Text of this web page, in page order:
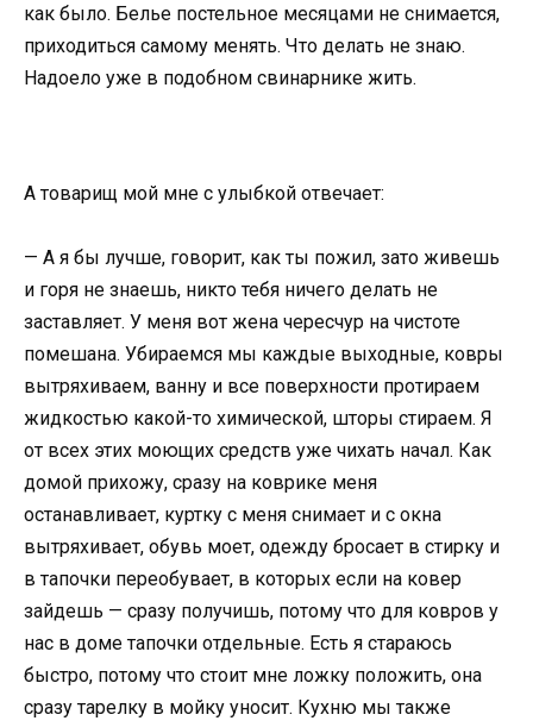
как было. Белье постельное месяцами не снимается,
приходиться самому менять. Что делать не знаю.
Надоело уже в подобном свинарнике жить.
А товарищ мой мне с улыбкой отвечает:
— А я бы лучше, говорит, как ты пожил, зато живешь
и горя не знаешь, никто тебя ничего делать не
заставляет. У меня вот жена чересчур на чистоте
помешана. Убираемся мы каждые выходные, ковры
вытряхиваем, ванну и все поверхности протираем
жидкостью какой-то химической, шторы стираем. Я
от всех этих моющих средств уже чихать начал. Как
домой прихожу, сразу на коврике меня
останавливает, куртку с меня снимает и с окна
вытряхивает, обувь моет, одежду бросает в стирку и
в тапочки переобувает, в которых если на ковер
зайдешь — сразу получишь, потому что для ковров у
нас в доме тапочки отдельные. Есть я стараюсь
быстро, потому что стоит мне ложку положить, она
сразу тарелку в мойку уносит. Кухню мы также